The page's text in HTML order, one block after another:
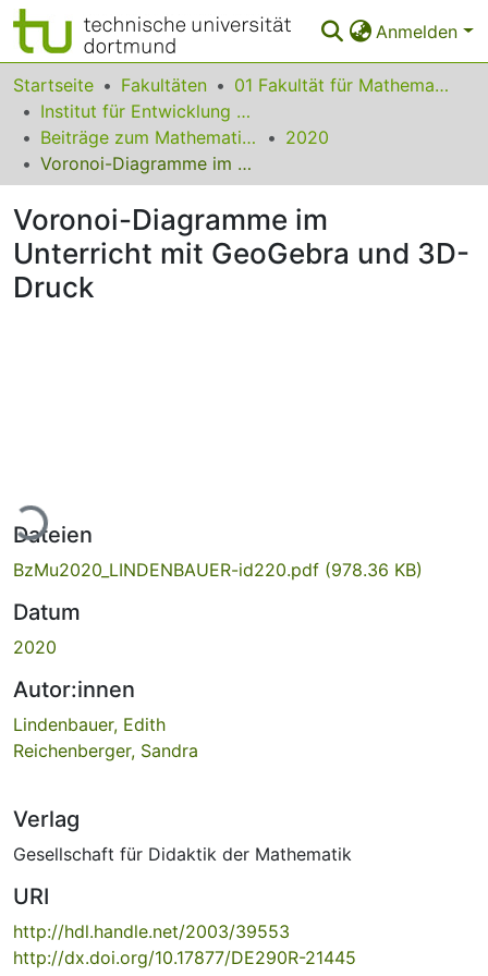
Anmelden
Bereiche & Sammlungen
Das gesamte Repositorium
Statistiken
FAQ
Leitlinien
Zurück zur Startseite
Startseite Fakultäten
01 Fakultät für Mathematik
Institut für Entwicklung und Erforschung des Mathematikunterrichts
Beiträge zum Mathematikunterricht
2020
Voronoi-Diagramme im Unterricht mit GeoGebra und 3D-Druck
Voronoi-Diagramme im
Unterricht mit GeoGebra und 3D-
Druck
Dateien
BzMu2020_LINDENBAUER-id220.pdf (978.36 KB)
Datum
2020
Autor:innen
Lindenbauer, Edith
Reichenberger, Sandra
Verlag
Gesellschaft für Didaktik der Mathematik
URI
http://hdl.handle.net/2003/39553
http://dx.doi.org/10.17877/DE290R-21445